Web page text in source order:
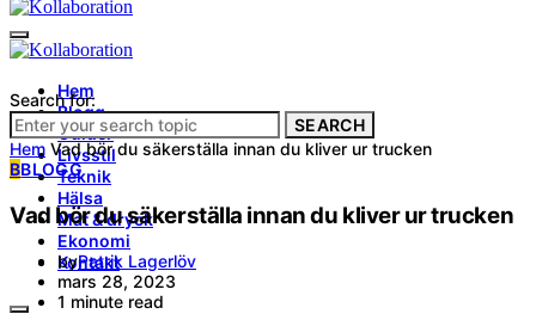
Hem
Blogg
Guider
Livsstil
Teknik
Hälsa
Mat & dryck
Ekonomi
Kontakt
Search for:
SEARCH
Hem Vad bör du säkerställa innan du kliver ur trucken
BBLOGG
Vad bör du säkerställa innan du kliver ur trucken
byPatrik Lagerlöv
mars 28, 2023
1 minute read